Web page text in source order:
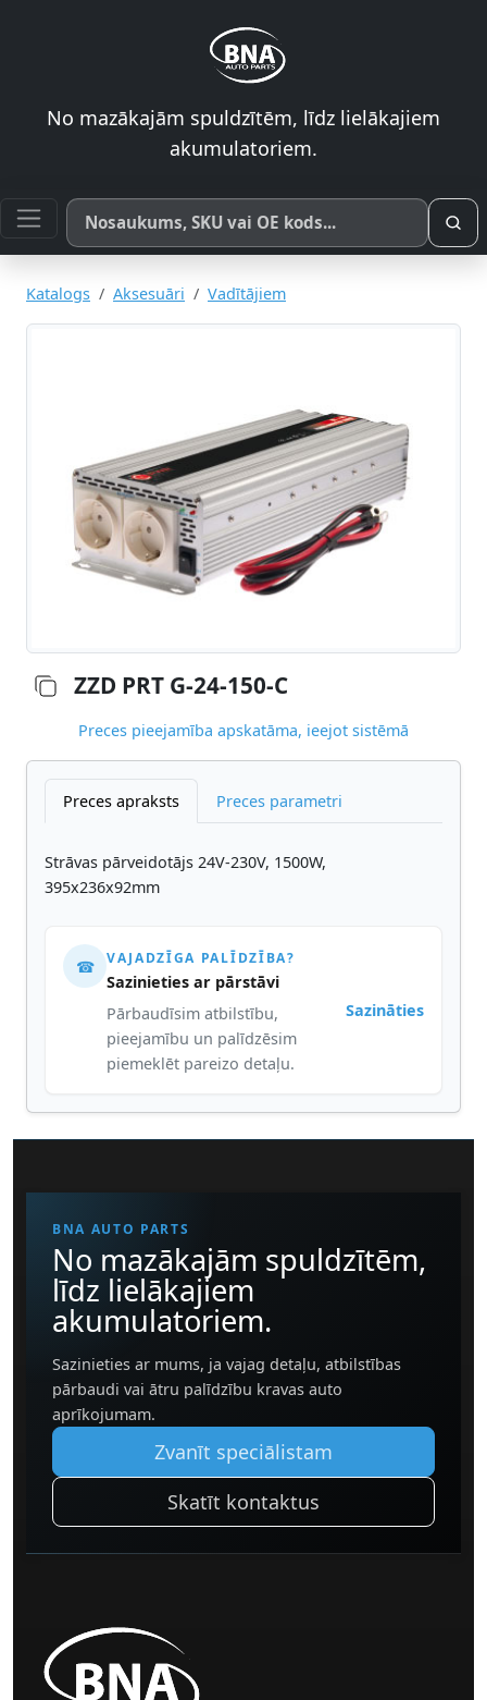
No mazākajām spuldzītēm, līdz lielākajiem
akumulatoriem.
Meklēt pēc produkta nosaukuma, SKU vai OE koda
Katalogs Aksesuāri Vadītājiem
ZZD PRT G-24-150-C
Preces pieejamība apskatāma, ieejot sistēmā
Preces apraksts Preces parametri
Strāvas pārveidotājs 24V-230V, 1500W,
395x236x92mm
☎ VAJADZĪGA PALĪDZĪBA?
Sazinieties ar pārstāvi
Pārbaudīsim atbilstību,
pieejamību un palīdzēsim
piemeklēt pareizo detaļu.
Sazināties
BNA AUTO PARTS
No mazākajām spuldzītēm,
līdz lielākajiem
akumulatoriem.
Sazinieties ar mums, ja vajag detaļu, atbilstības
pārbaudi vai ātru palīdzību kravas auto
aprīkojumam.
Zvanīt speciālistam
Skatīt kontaktus